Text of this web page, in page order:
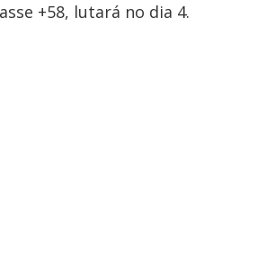
+58, lutará no dia 4.